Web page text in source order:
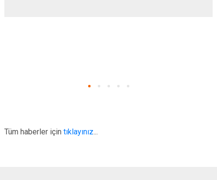
Tüm haberler için tıklayınız...